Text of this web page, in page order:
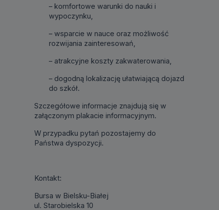
– komfortowe warunki do nauki i
wypoczynku,
– wsparcie w nauce oraz możliwość
rozwijania zainteresowań,
– atrakcyjne koszty zakwaterowania,
– dogodną lokalizację ułatwiającą dojazd
do szkół.
Szczegółowe informacje znajdują się w
załączonym plakacie informacyjnym.
W przypadku pytań pozostajemy do
Państwa dyspozycji.
Kontakt:
Bursa w Bielsku-Białej
ul. Starobielska 10